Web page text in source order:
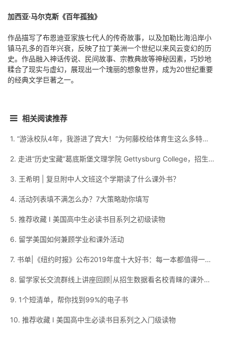
相关阅读推荐
1. “游泳校队4年，我游进了宾大！”为何藤校给体育生这么多特权？
2. 走进“历史宝藏”葛底斯堡文理学院 Gettysburg College，招生官见面会一键加入！
3. 王希明 | 复旦附中人文班这个学期读了什么课外书？
4. 活动列表填不满怎么办？7大策略助你填写
5. 推荐收藏 I 美国高中生必读书目系列之初级读物
6. 留学美国如何兼顾学业和课外活动
7. 书单|《纽约时报》公布2019年度十大好书：每一本都值得一读再读！
8. 留学家长交流群线上讲座回顾|从招生数据看名校青睐的课外活动
9. 1个短清单，帮你找到99%的电子书
10. 推荐收藏 I 美国高中生必读书目系列之入门级读物
加西亚·马尔克斯《百年孤独》
作品描写了布恩迪亚家族七代人的传奇故事，以及加勒比海沿岸小
镇马孔多的百年兴衰，反映了拉丁美洲一个世纪以来风云变幻的历
史。作品融入神话传说、民间故事、宗教典故等神秘因素，巧妙地
糅合了现实与虚幻，展现出一个瑰丽的想象世界，成为20世纪重要
的经典文学巨著之一。